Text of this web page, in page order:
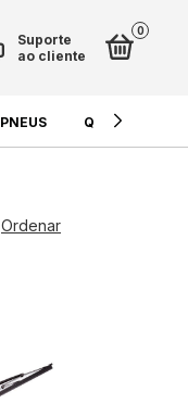
Suporte
ao cliente
0
PNEUS QUÍMICOS E
Ordenar